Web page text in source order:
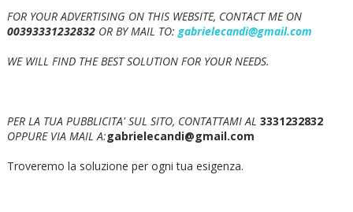
FOR YOUR ADVERTISING ON THIS WEBSITE, CONTACT ME ON
00393331232832OR BY MAIL TO:gabrielecandi@gmail.com
WE WILL FIND THE BEST SOLUTION FOR YOUR NEEDS.
PER LA TUA PUBBLICITA' SUL SITO, CONTATTAMI AL 3331232832
OPPURE VIA MAIL A:gabrielecandi@gmail.com
Troveremo la soluzione per ogni tua esigenza.